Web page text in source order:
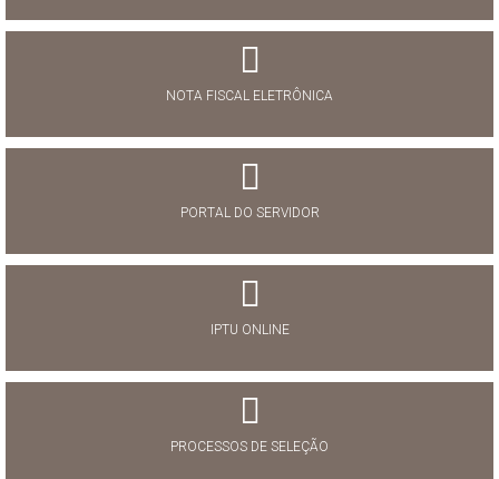
NOTA FISCAL ELETRÔNICA
PORTAL DO SERVIDOR
IPTU ONLINE
PROCESSOS DE SELEÇÃO